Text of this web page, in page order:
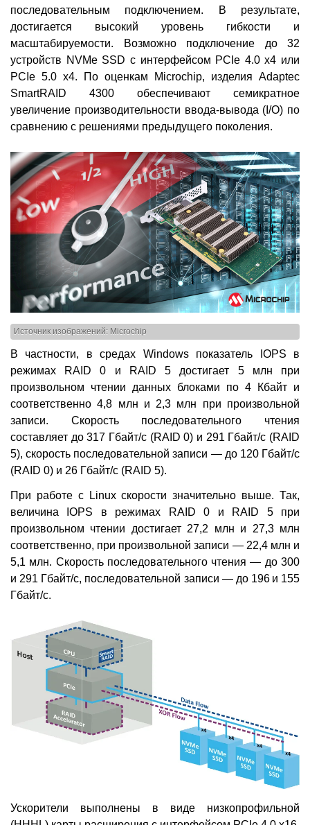
последовательным подключением. В результате,
достигается высокий уровень гибкости и
масштабируемости. Возможно подключение до 32
устройств NVMe SSD с интерфейсом PCIe 4.0 х4 или
PCIe 5.0 х4. По оценкам Microchip, изделия Adaptec
SmartRAID 4300 обеспечивают семикратное
увеличение производительности ввода-вывода (I/O) по
сравнению с решениями предыдущего поколения.
Источник изображений: Microchip
В частности, в средах Windows показатель IOPS в
режимах RAID 0 и RAID 5 достигает 5 млн при
произвольном чтении данных блоками по 4 Кбайт и
соответственно 4,8 млн и 2,3 млн при произвольной
записи. Скорость последовательного чтения
составляет до 317 Гбайт/с (RAID 0) и 291 Гбайт/с (RAID
5), скорость последовательной записи — до 120 Гбайт/с
(RAID 0) и 26 Гбайт/с (RAID 5).
При работе с Linux скорости значительно выше. Так,
величина IOPS в режимах RAID 0 и RAID 5 при
произвольном чтении достигает 27,2 млн и 27,3 млн
соответственно, при произвольной записи — 22,4 млн и
5,1 млн. Скорость последовательного чтения — до 300
и 291 Гбайт/с, последовательной записи — до 196 и 155
Гбайт/с.
Ускорители выполнены в виде низкопрофильной